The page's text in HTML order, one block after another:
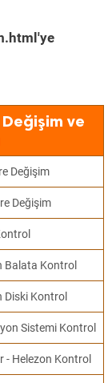
ve
Değişim
Değişim
Balata Kontrol
Diski Kontrol
Sistemi Kontrol
- Helezon Kontrol